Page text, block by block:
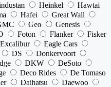
Heinkel
Hawtai
Hafei
Great Wall
Geo
Genesis
Foton Flanker
Fisker
Excalibur
Eagle Cars
DS
Donkervoort
DKW
DeSoto
Deco Rides
De Tomaso
Daihatsu
Daewoo